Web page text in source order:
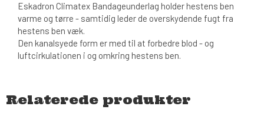
Eskadron Climatex Bandageunderlag holder hestens ben
varme og tørre - samtidig leder de overskydende fugt fra
hestens ben væk.
Den kanalsyede form er med til at forbedre blod - og
luftcirkulationen i og omkring hestens ben.
Relaterede produkter